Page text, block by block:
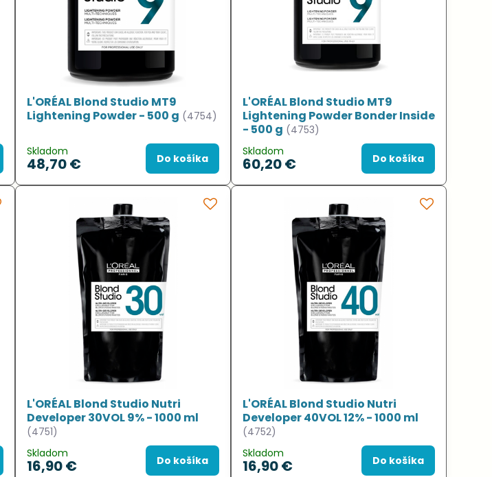
L'ORÉAL Blond Studio MT9
Lightening Powder - 500 g (4754)
Skladom
48,70 € Do košíka
L'ORÉAL Blond Studio MT9
Lightening Powder Bonder Inside
- 500 g (4753)
Skladom
60,20 € Do košíka
L'ORÉAL Blond Studio Nutri
Developer 30VOL 9% - 1000 ml
(4751)
Skladom
16,90 € Do košíka
L'ORÉAL Blond Studio Nutri
Developer 40VOL 12% - 1000 ml
(4752)
Skladom
16,90 € Do košíka